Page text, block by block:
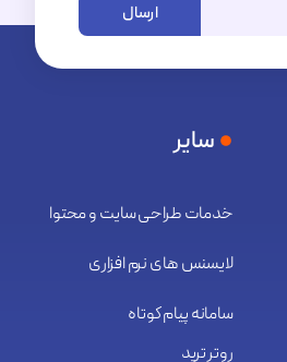
ارسال
سایر
خدمات طراحی سایت و محتوا
لایسنس های نرم افزاری
سامانه پیام کوتاه
روتر ترید